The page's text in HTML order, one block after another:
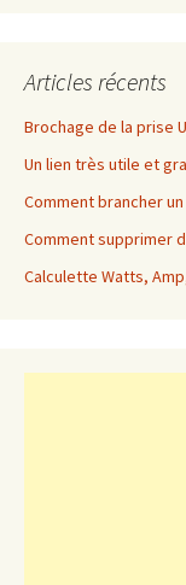
Articles récents
Brochage de la prise
Un lien très utile et
Comment brancher
Comment supprimer
Calculette Watts,